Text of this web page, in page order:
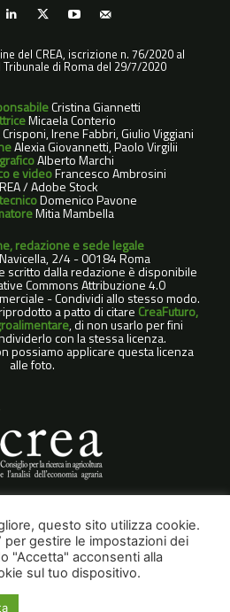
del CREA, iscrizione n. 76/2020 al
di Roma del 29/7/2020
Cristina Giannetti
Micaela Conterio
Irene Fabbri, Giulio Viggiani
Alexia Giovannetti, Paolo Virgilii
Alberto Marchi
e videoFrancesco Ambrosini
/ Adobe Stock
Domenico Pavone
Mitia Mambella
redazione e sede legale
2/4 - 00184 Roma
scritto dalla redazione è disponibile
Commons Attribuzione 4.0
- Condividi allo stesso modo.
a patto di citare CreaFuturo,
, di non usarlo per fini
con la stessa licenza.
possiamo applicare questa licenza
alle foto.
POLICY
LEGALI
POLICY
questo sito utilizza cookie.
per gestire le impostazioni dei
"Accetta" acconsenti alla
sul tuo dispositivo.